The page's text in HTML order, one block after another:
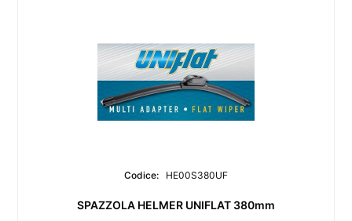
Codice: HE00S380UF
SPAZZOLA HELMER UNIFLAT 380mm